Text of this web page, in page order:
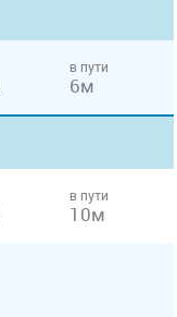
в пути
6м
в пути
10м